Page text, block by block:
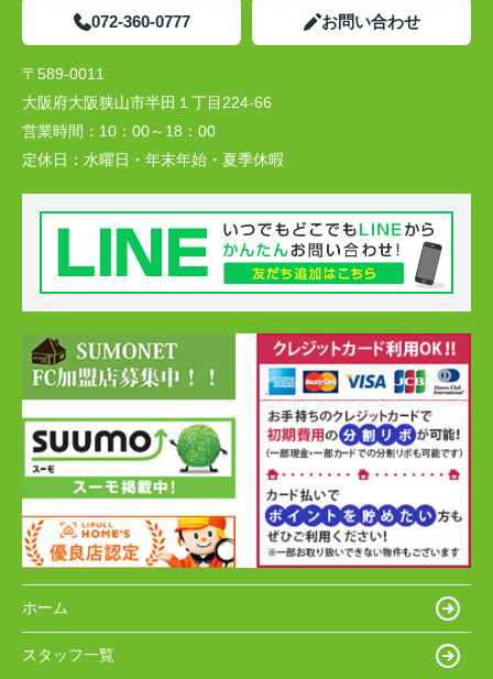
072-360-0777 お問い合わせ
〒589-0011
大阪府大阪狭山市半田１丁目224-66
営業時間： 10：00～18：00
定休日： 水曜日・年末年始・夏季休暇
ホーム
スタッフ一覧